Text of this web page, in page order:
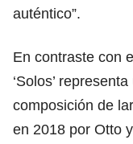
auténtico”.
En contraste con
‘Solos’
composición de
en 2018 por Otto